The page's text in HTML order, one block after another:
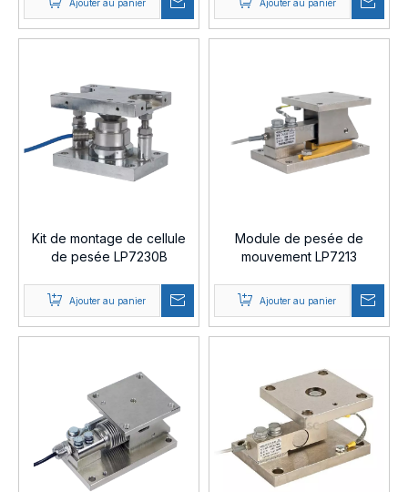
Ajouter au panier Ajouter au panier
Kit de montage de cellule
de pesée LP7230B
Ajouter au panier
Module de pesée de
mouvement LP7213
Ajouter au panier